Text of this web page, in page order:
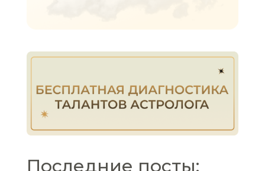
Последние посты: